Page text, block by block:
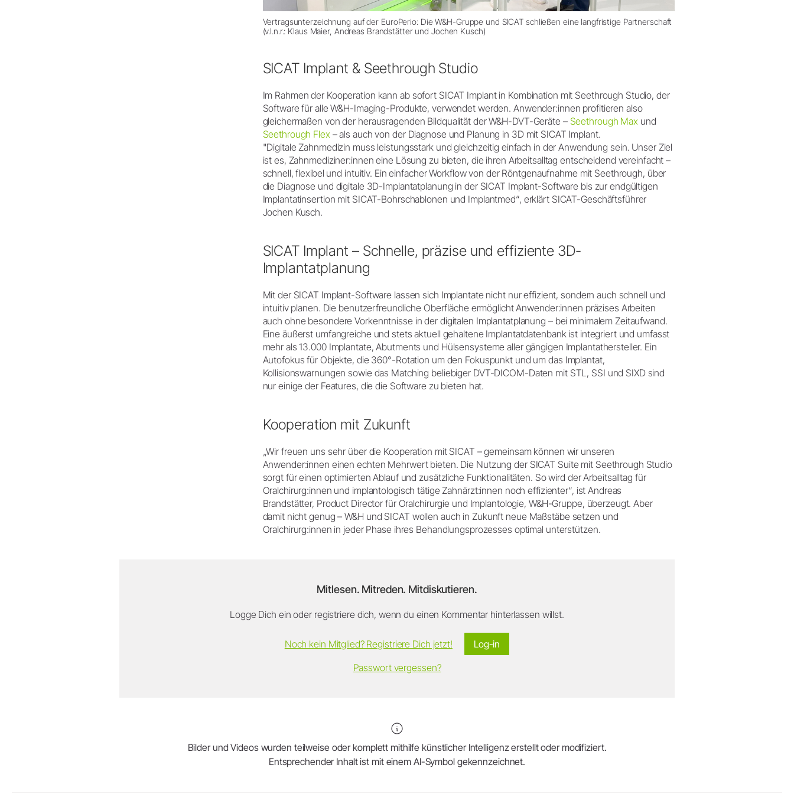
Vertragsunterzeichnung auf der EuroPerio: Die W&H-Gruppe und SICAT schließen eine langfristige Partnerschaft
(v.l.n.r.: Klaus Maier, Andreas Brandstätter und Jochen Kusch)
SICAT Implant & Seethrough Studio
Im Rahmen der Kooperation kann ab sofort SICAT Implant in Kombination mit Seethrough Studio, der
Software für alle W&H-Imaging-Produkte, verwendet werden. Anwender:innen profitieren also
gleichermaßen von der herausragenden Bildqualität der W&H-DVT-Geräte – Seethrough Maxund
Seethrough Flex– als auch von der Diagnose und Planung in 3D mit SICAT Implant.
"Digitale Zahnmedizin muss leistungsstark und gleichzeitig einfach in der Anwendung sein. Unser Ziel
ist es, Zahnmediziner:innen eine Lösung zu bieten, die ihren Arbeitsalltag entscheidend vereinfacht –
schnell, flexibel und intuitiv. Ein einfacher Workflow von der Röntgenaufnahme mit Seethrough, über
die Diagnose und digitale 3D-Implantatplanung in der SICAT Implant-Software bis zur endgültigen
Implantatinsertion mit SICAT-Bohrschablonen und Implantmed“, erklärt SICAT-Geschäftsführer
Jochen Kusch.
SICAT Implant – Schnelle, präzise und effiziente 3D-
Implantatplanung
Mit der SICAT Implant-Software lassen sich Implantate nicht nur effizient, sondern auch schnell und
intuitiv planen. Die benutzerfreundliche Oberfläche ermöglicht Anwender:innen präzises Arbeiten
auch ohne besondere Vorkenntnisse in der digitalen Implantatplanung – bei minimalem Zeitaufwand.
Eine äußerst umfangreiche und stets aktuell gehaltene Implantatdatenbank ist integriert und umfasst
mehr als 13.000 Implantate, Abutments und Hülsensysteme aller gängigen Implantathersteller. Ein
Autofokus für Objekte, die 360°-Rotation um den Fokuspunkt und um das Implantat,
Kollisionswarnungen sowie das Matching beliebiger DVT-DICOM-Daten mit STL, SSI und SIXD sind
nur einige der Features, die die Software zu bieten hat.
Kooperation mit Zukunft
„Wir freuen uns sehr über die Kooperation mit SICAT – gemeinsam können wir unseren
Anwender:innen einen echten Mehrwert bieten. Die Nutzung der SICAT Suite mit Seethrough Studio
sorgt für einen optimierten Ablauf und zusätzliche Funktionalitäten. So wird der Arbeitsalltag für
Oralchirurg:innen und implantologisch tätige Zahnärzt:innen noch effizienter“, ist Andreas
Brandstätter, Product Director für Oralchirurgie und Implantologie, W&H-Gruppe, überzeugt. Aber
damit nicht genug – W&H und SICAT wollen auch in Zukunft neue Maßstäbe setzen und
Oralchirurg:innen in jeder Phase ihres Behandlungsprozesses optimal unterstützen.
Mitlesen. Mitreden. Mitdiskutieren.
Logge Dich ein oder registriere dich, wenn du einen Kommentar hinterlassen willst.
Log-in
Noch kein Mitglied? Registriere Dich jetzt!
Passwort vergessen?
Bilder und Videos wurden teilweise oder komplett mithilfe künstlicher Intelligenz erstellt oder modifiziert.
Entsprechender Inhalt ist mit einem AI-Symbol gekennzeichnet.